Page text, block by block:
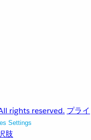
rights reserved. プライ
Settings
肢